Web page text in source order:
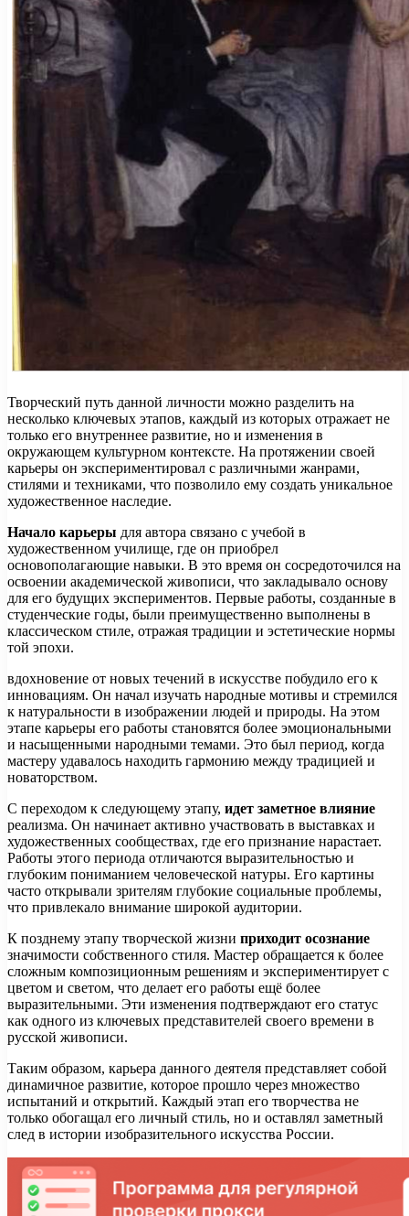
Творческий путь данной личности можно разделить на
несколько ключевых этапов, каждый из которых отражает не
только его внутреннее развитие, но и изменения в
окружающем культурном контексте. На протяжении своей
карьеры он экспериментировал с различными жанрами,
стилями и техниками, что позволило ему создать уникальное
художественное наследие.
Начало карьеры для автора связано с учебой в
художественном училище, где он приобрел
основополагающие навыки. В это время он сосредоточился на
освоении академической живописи, что закладывало основу
для его будущих экспериментов. Первые работы, созданные в
студенческие годы, были преимущественно выполнены в
классическом стиле, отражая традиции и эстетические нормы
той эпохи.
вдохновение от новых течений в искусстве побудило его к
инновациям. Он начал изучать народные мотивы и стремился
к натуральности в изображении людей и природы. На этом
этапе карьеры его работы становятся более эмоциональными
и насыщенными народными темами. Это был период, когда
мастеру удавалось находить гармонию между традицией и
новаторством.
С переходом к следующему этапу, идет заметное влияние
реализма. Он начинает активно участвовать в выставках и
художественных сообществах, где его признание нарастает.
Работы этого периода отличаются выразительностью и
глубоким пониманием человеческой натуры. Его картины
часто открывали зрителям глубокие социальные проблемы,
что привлекало внимание широкой аудитории.
К позднему этапу творческой жизни приходит осознание
значимости собственного стиля. Мастер обращается к более
сложным композиционным решениям и экспериментирует с
цветом и светом, что делает его работы ещё более
выразительными. Эти изменения подтверждают его статус
как одного из ключевых представителей своего времени в
русской живописи.
Таким образом, карьера данного деятеля представляет собой
динамичное развитие, которое прошло через множество
испытаний и открытий. Каждый этап его творчества не
только обогащал его личный стиль, но и оставлял заметный
след в истории изобразительного искусства России.